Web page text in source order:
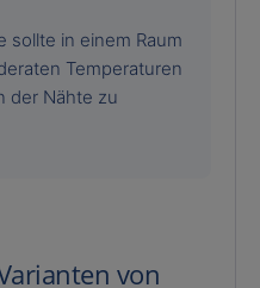
sollte in einem Raum
Temperaturen
der Nähte zu
von